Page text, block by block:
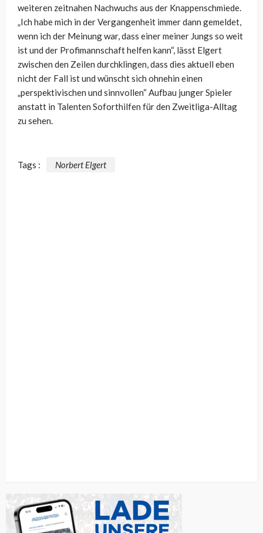
weiteren zeitnahen Nachwuchs aus der Knappenschmiede.
„Ich habe mich in der Vergangenheit immer dann gemeldet,
wenn ich der Meinung war, dass einer meiner Jungs so weit
ist und der Profimannschaft helfen kann“, lässt Elgert
zwischen den Zeilen durchklingen, dass dies aktuell eben
nicht der Fall ist und wünscht sich ohnehin einen
„perspektivischen und sinnvollen“ Aufbau junger Spieler
anstatt in Talenten Soforthilfen für den Zweitliga-Alltag
zu sehen.
Tags : Norbert Elgert